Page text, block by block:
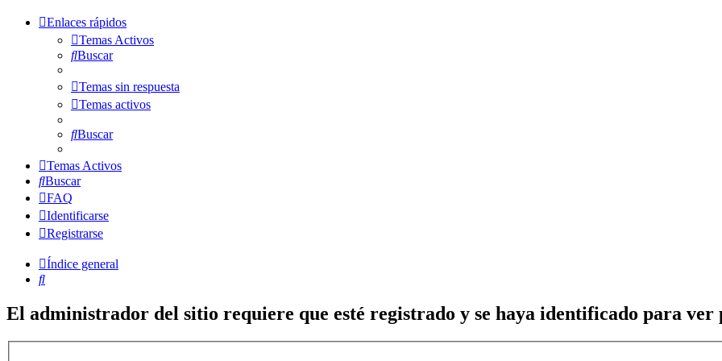
Enlaces rápidos
Temas Activos
Buscar
Temas sin respuesta
Temas activos
Buscar
Temas Activos
Buscar
FAQ
Identificarse
Registrarse
Índice general
Buscar
El administrador del sitio requiere que esté registrado y se haya identificado para ver